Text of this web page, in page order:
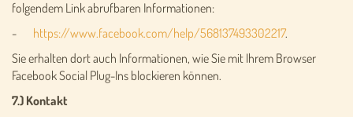
folgendem Link abrufbaren Informationen:
- https://www.facebook.com/help/568137493302217.
Sie erhalten dort auch Informationen, wie Sie mit Ihrem Browser
Facebook Social Plug-Ins blockieren können.
7.) Kontakt